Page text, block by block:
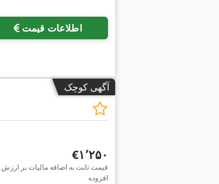
اطلاعات قیمت
آگهی کوچک
‎€۱٬۲۵۰
قیمت ثابت به اضافه مالیات بر ارزش
افزوده